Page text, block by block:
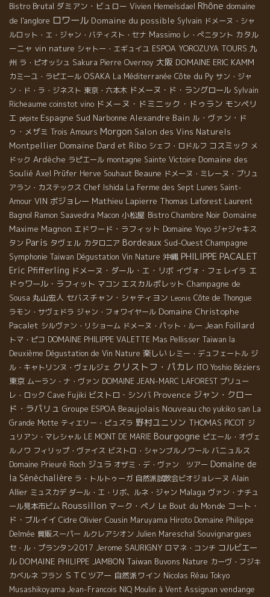
Bistro Brutal ダミアン・ビュロー Vivien Hemelsdael Rhône domaine
de l'anglore ロワール Domaine du possible Sylvain ドメーヌ・シャ
ルロット・エ・ジャン・バティスト・セナ Massimo レ・ぺニタント カタル
ーニャ vin nature シャトー・エギュイユ ESPOA YOROZUYA TOURS 九
州 ラ・ピオッシュ Sakura Pierre Overnoy 大阪 DOMAINE ERIC KAMM
カミーユ・ラピエール OSAKA La Méditerranée Côte du Py サン・ジャ
ン・ド・ラ・ジネスト 東京・六本木 ドメーヌ・ド・ラングロール Sylvain
Richeaume coinstot vino ドメーヌ・ドミニック・ドゥラン モンペリ
エ pépite Espagne Sud Narbonne Alexandre Bain ル・ヴァン・ド
ゥ・メザミ Trois Amours Morgon Salon des Vins Naturels
Montpellier Domaine Dard et Ribo シェフ・ロドルフ コスミック メ
ドック Ardèche ラピエール montagne Sainte Victoire Domaine des
Soulié Axel Prüfer Herve Souhaut Beaune ドメーヌ・ミレーヌ・ブリュ
アラン・カステックス Chef Ishida La Ferme des Sept Lunes Saint-
Amour VIN ボジョレー Mathieu Lapierre Thomas Laforest Laurent
Bagnol Ramon Saavedra Macon 小松屋 Bistro Chambre Noir Domaine
Maxime Magnon エドワード・ラフィット Domaine Yoyo ジャジャキス
タン Paris タヴェル カタロニア Bordeaux Sud-Ouest Champagne
Symphonie Taiwan Dégustation Vin Nature 沖縄 PHILIPPE PACALET
Eric Pfifferling ドメーヌ・ダール・エ・リボ イヴォ・フェレイラ エ
ドゥワール・ラフィット マコン エスカルポレット Champagne de
Sousa 丸山宏人 セバスチャン・シャティヨン Leonis Côte de Thongue
ラモン・サヴェドラ ジャン・フォワイヤール Domaine Christophe
Pacalet シルヴァン・リショーム ドメーヌ・パット・ルー Jean Foillard
トマ・ピコ DOMAINE PHILIPPE VALETTE Mas Pellisser Taiwan la
Deuxième Dégustation de Vin Nature 楽しい レミー・デュフェートル ジ
ル・キャトリンヌ・ヴェルジェ クリストフ・パカレ ITO Yoshio Béziers
東京 ムーラン・ナ・ヴァン DOMAINE JEAN-MARC LAFOREST プリュー
レ・ロック Cave Fujiki ビストロ・シンバ Provence ジャン・クロー
ド・ラパリュ Groupe ESPOA Beaujolais Nouveau cho yukiko san La
Grande Motte ティエリー・ピュズラ 野村ユニソン THOMAS PICOT ジ
ュリアン・マレシャル LE MONT DE MARIE Bourgogne ピエール・オヴェ
ルノワ フィリップ・ヴァイス ビストロ・シャンブルノワール バニュルス
Domaine Prieuré Roch ジュラ オザミ・デ・ヴァン ツアー Domaine de
la Sénèchalière ラ・トルトゥーガ 自然派試飲会ビオジョレーヌ Alain
Allier ミュスカデ ダール・エ・リボ、ルネ・ジャン Malaga ヴァン・ナチュ
ール見本市ビム Roussillon マーク・ペノ Le Bout du Monde コート・
ド・ブルイイ Cidre Olivier Cousin Maruyama Hiroto Domaine Philippe
Delmée 質販スーパー ルクレアシオン Julien Mareschal Souvignargues
セ・ル・プランタン2017 Jerome SAURIGNY ロマネ・コンチ コルビエー
ル DOMAINE PHILIPPE JAMBON Taiwan Buvons Nature カーヴ・フジキ
カベルネ フラン ＳＴＣツアー 自然派ワイン Nicolas Réau Tokyo
Musashikoyama Jean-Francois NIQ Moulin à Vent Assignan vendange